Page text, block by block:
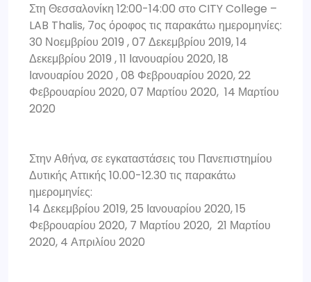
Στη Θεσσαλονίκη 12:00-14:00 στο CITY College –
LAB Thalis, 7ος όροφος τις παρακάτω ημερομηνίες:
30 Νοεμβρίου 2019 , 07 Δεκεμβρίου 2019, 14
Δεκεμβρίου 2019 , 11 Ιανουαρίου 2020, 18
Ιανουαρίου 2020 , 08 Φεβρουαρίου 2020, 22
Φεβρουαρίου 2020, 07 Μαρτίου 2020, 14 Μαρτίου
2020
Στην Αθήνα, σε εγκαταστάσεις του Πανεπιστημίου
Δυτικής Αττικής 10.00-12.30 τις παρακάτω
ημερομηνίες:
14 Δεκεμβρίου 2019, 25 Ιανουαρίου 2020, 15
Φεβρουαρίου 2020, 7 Μαρτίου 2020, 21 Μαρτίου
2020, 4 Απριλίου 2020